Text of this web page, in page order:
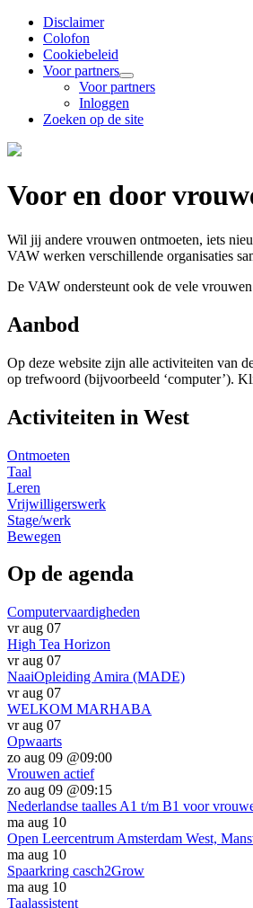
Disclaimer
Colofon
Cookiebeleid
Voor partners
Voor partners
Inloggen
Zoeken op de site
Voor en door
Wil jij andere vrouwen ontmoeten, iets
VAW werken verschillende organisaties
De VAW ondersteunt ook de vele
Aanbod
Op deze website zijn alle activiteiten van
op trefwoord (bijvoorbeeld ‘computer’).
Activiteiten in West
Ontmoeten
Taal
Leren
Vrijwilligerswerk
Stage/werk
Bewegen
Op de agenda
Computervaardigheden
vr aug 07
High Tea Horizon
vr aug 07
NaaiOpleiding Amira (MADE)
vr aug 07
WELKOM MARHABA
vr aug 07
Opwaarts
zo aug 09 @09:00
Vrouwen actief
zo aug 09 @09:15
Nederlandse taalles A1 t/m B1 voor
ma aug 10
Open Leercentrum Amsterdam West,
ma aug 10
Spaarkring casch2Grow
ma aug 10
Taalassistent